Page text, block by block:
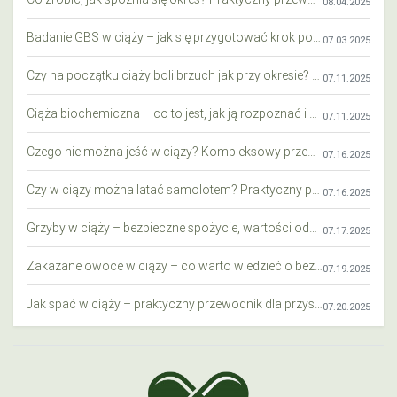
07.03.2025
07.11.2025
07.11.2025
07.16.2025
07.16.2025
07.17.2025
07.19.2025
07.20.2025